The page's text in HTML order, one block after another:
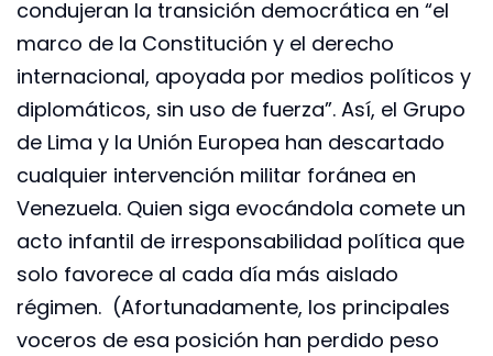
condujeran la transición democrática en “el
marco de la Constitución y el derecho
internacional, apoyada por medios políticos y
diplomáticos, sin uso de fuerza”. Así, el Grupo
de Lima y la Unión Europea han descartado
cualquier intervención militar foránea en
Venezuela. Quien siga evocándola comete un
acto infantil de irresponsabilidad política que
solo favorece al cada día más aislado
régimen. (Afortunadamente, los principales
voceros de esa posición han perdido peso